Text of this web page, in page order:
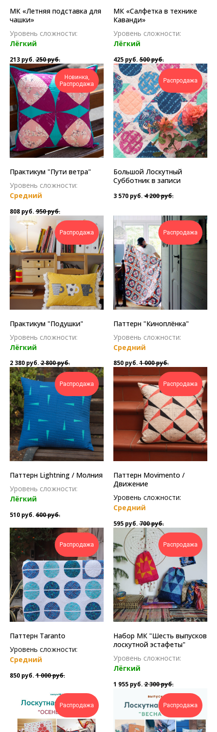
МК «Летняя подставка для
чашки»
Уровень сложности:
Лёгкий
213 руб. 250руб.
МК «Салфетка в технике
Каванди»
Уровень сложности:
Лёгкий
425 руб. 500руб.
Новинка,
Распродажа
Практикум "Пути ветра"
Уровень сложности:
Средний
808 руб. 950руб.
Распродажа
Большой Лоскутный
Субботник в записи
3 570 руб. 4 200руб.
Распродажа
Практикум "Подушки"
Уровень сложности:
Лёгкий
2 380 руб. 2 800руб.
Распродажа
Паттерн "Киноплёнка"
Уровень сложности:
Средний
850 руб. 1 000руб.
Распродажа
Паттерн Lightning / Молния
Уровень сложности:
Лёгкий
510 руб. 600руб.
Распродажа
Паттерн Movimento /
Движение
Уровень сложности:
Средний
595 руб. 700руб.
Распродажа
Паттерн Taranto
Уровень сложности:
Средний
850 руб. 1 000руб.
Распродажа
Набор МК "Шесть выпусков
лоскутной эстафеты"
Уровень сложности:
Лёгкий
1 955 руб. 2 300руб.
Распродажа Распродажа